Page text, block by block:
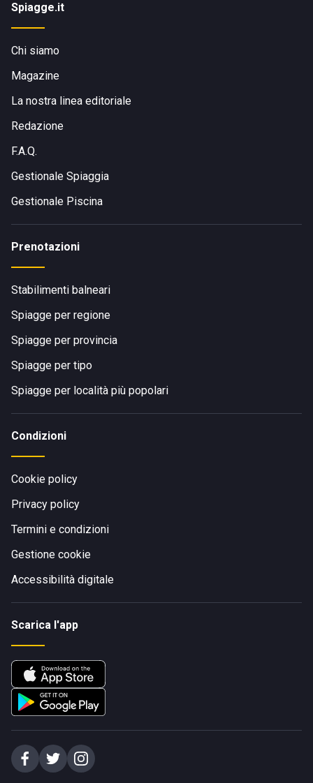
Spiagge.it
Chi siamo
Magazine
La nostra linea editoriale
Redazione
F.A.Q.
Gestionale Spiaggia
Gestionale Piscina
Prenotazioni
Stabilimenti balneari
Spiagge per regione
Spiagge per provincia
Spiagge per tipo
Spiagge per località più popolari
Condizioni
Cookie policy
Privacy policy
Termini e condizioni
Gestione cookie
Accessibilità digitale
Scarica l'app